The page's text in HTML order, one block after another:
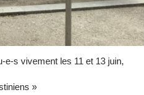
e-s vivement les 11 et 13 juin,
»